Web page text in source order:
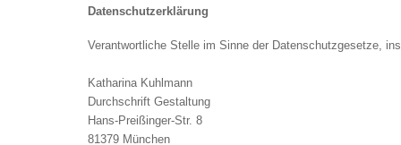
Datenschutzerklärung
Verantwortliche Stelle im Sinne der Datenschutzgesetze,
Katharina Kuhlmann
Durchschrift Gestaltung
Hans-Preißinger-Str. 8
81379 München